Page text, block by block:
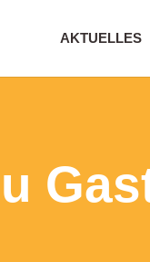
AKTUELLES